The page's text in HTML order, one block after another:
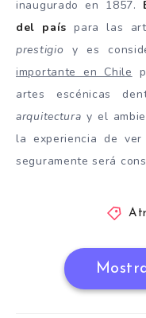
inaugurado en 1857.
del país para las
prestigio y es
importante en Chile
artes escénicas
arquitectura y el
la experiencia de
seguramente será